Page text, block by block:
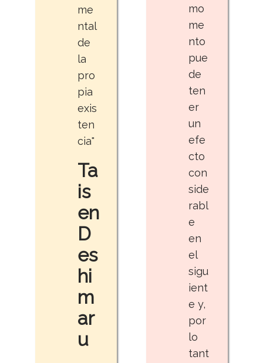
me
ntal
de
la
pro
pia
exis
ten
cia"
Ta
is
en
D
es
hi
m
ar
u
mo
me
nto
pue
de
ten
er
un
efe
cto
con
side
rabl
e
en
el
sigu
ient
e y,
por
lo
tant